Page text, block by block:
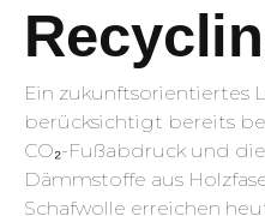
Ein zukunftsorientiertes
berücksichtigt bereits
CO₂-Fußabdruck und
Dämmstoffe aus
Schafwolle erreichen